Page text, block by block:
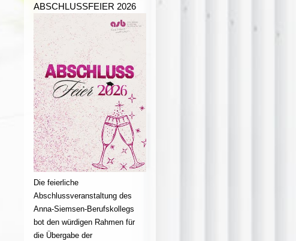
ABSCHLUSSFEIER 2026
Die feierliche
Abschlussveranstaltung des
Anna-Siemsen-Berufskollegs
bot den würdigen Rahmen für
die Übergabe der